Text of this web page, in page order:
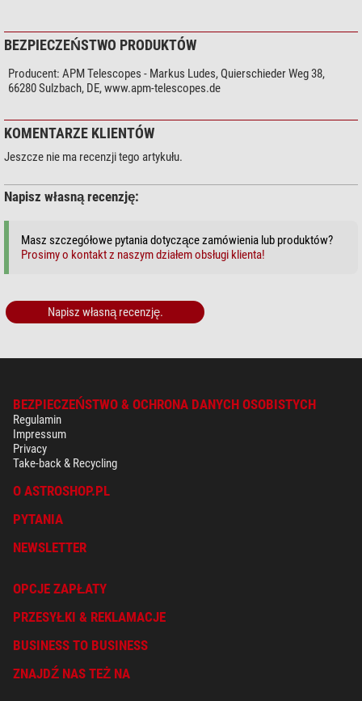
BEZPIECZEŃSTWO PRODUKTÓW
Producent: APM Telescopes - Markus Ludes, Quierschieder Weg 38,
66280 Sulzbach, DE, www.apm-telescopes.de
KOMENTARZE KLIENTÓW
Jeszcze nie ma recenzji tego artykułu.
Napisz własną recenzję:
Masz szczegółowe pytania dotyczące zamówienia lub produktów?
Prosimy o kontakt z naszym działem obsługi klienta!
Napisz własną recenzję.
BEZPIECZEŃSTWO & OCHRONA DANYCH OSOBISTYCH
Regulamin
Impressum
Privacy
Take-back & Recycling
O ASTROSHOP.PL
PYTANIA
NEWSLETTER
OPCJE ZAPŁATY
PRZESYŁKI & REKLAMACJE
BUSINESS TO BUSINESS
ZNAJDŹ NAS TEŻ NA